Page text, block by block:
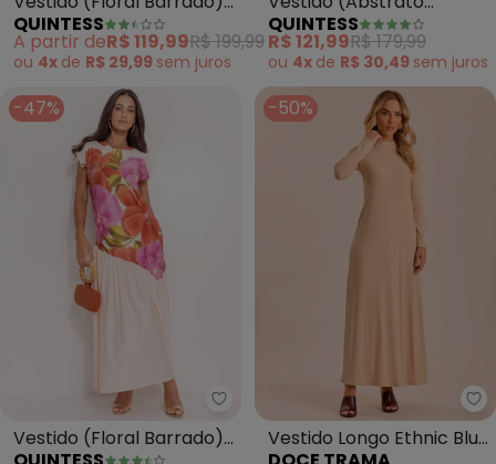
em Malha Fria
QUINTESS
A partir deR$ 119,99R$ 199,99
ou 4x de R$ 29,99 sem juros
Colorido) em Malha Fria
QUINTESS
R$ 121,99R$ 179,99
ou 4x de R$ 30,49 sem juros
-47%
Quintess - Vestido (Floral
Vestido (Floral Barrado)
-50%
Vestido Longo Ethnic Blur